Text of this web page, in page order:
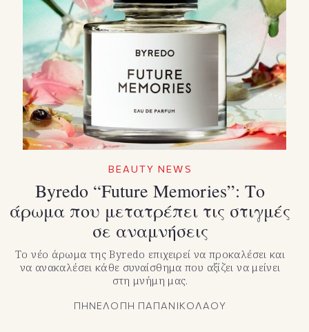
Youtube
TikTok
X(Twitter)
BEAUTY NEWS
Byredo “Future Memories”: Το
άρωμα που μετατρέπει τις στιγμές
σε αναμνήσεις
Το νέο άρωμα της Byredo επιχειρεί να προκαλέσει και
να ανακαλέσει κάθε συναίσθημα που αξίζει να μείνει
στη μνήμη μας.
ΠΗΝΕΛΟΠΗ ΠΑΠΑΝΙΚΟΛΑΟΥ